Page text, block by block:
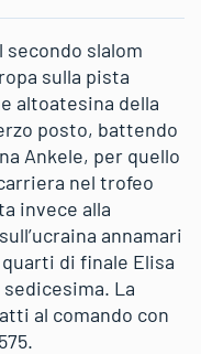
slalom
sulla pista
altoatesina della
posto, battendo
Ankele, per quello
nel trofeo
invece alla
annamari
di finale Elisa
La
al comando con